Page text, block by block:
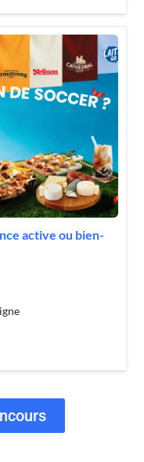
active ou bien-